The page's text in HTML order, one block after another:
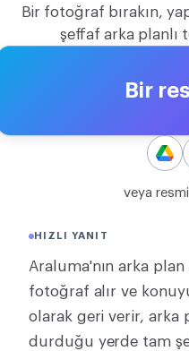
Arka planı kaldır
DIĞER
JPG’yi PDF’ye
Bir fotoğraf bırakın,
şeffaf arka planlı
Bir
veya resmi
HIZLI YANIT
Araluma'nın arka plan
fotoğraf alır ve
olarak geri verir, arka
durduğu yerde tam